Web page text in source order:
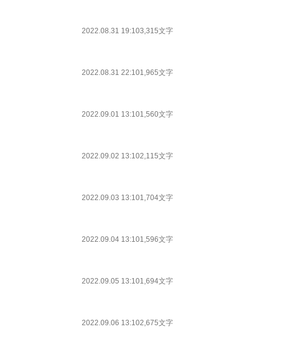
2022.08.31 19:103,315文字
2022.08.31 22:101,965文字
2022.09.01 13:101,560文字
2022.09.02 13:102,115文字
2022.09.03 13:101,704文字
2022.09.04 13:101,596文字
2022.09.05 13:101,694文字
2022.09.06 13:102,675文字